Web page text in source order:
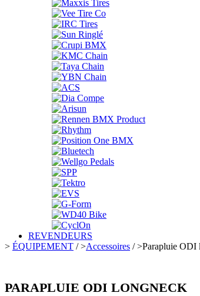
REVENDEURS
> ÉQUIPEMENT />Accessoires />Parapluie ODI
PARAPLUIE ODI LONGNECK